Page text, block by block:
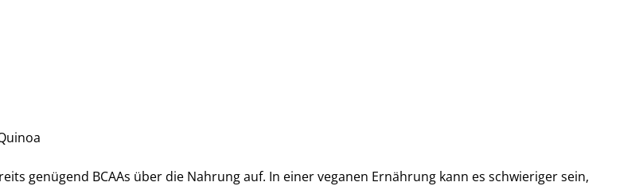
genügend BCAAs über die Nahrung auf. In einer veganen Ernährung kann es schwieriger sein,